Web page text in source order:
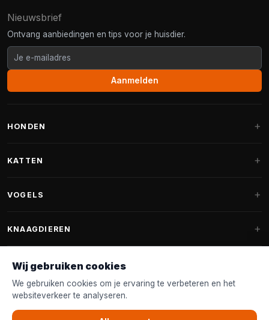
Nieuwsbrief
Ontvang aanbiedingen en tips voor je huisdier.
Aanmelden
HONDEN
Fantail hondenmanden
Hondenspeelgoed
Halsband & Lijn
Shampoo & Verzorging
KATTEN
Krabpalen voor Maine Coon
Kattenmanden
VOGELS
Vogelvoer binnenvogels
Voederhuisjes
Nestkastjes & Nesting
Tuinvogelvoer
KNAAGDIEREN
Knaagdierenvoer
Accessoires
KLANTENSERVICE
Wij gebruiken cookies
We gebruiken cookies om je ervaring te verbeteren en het
websiteverkeer te analyseren.